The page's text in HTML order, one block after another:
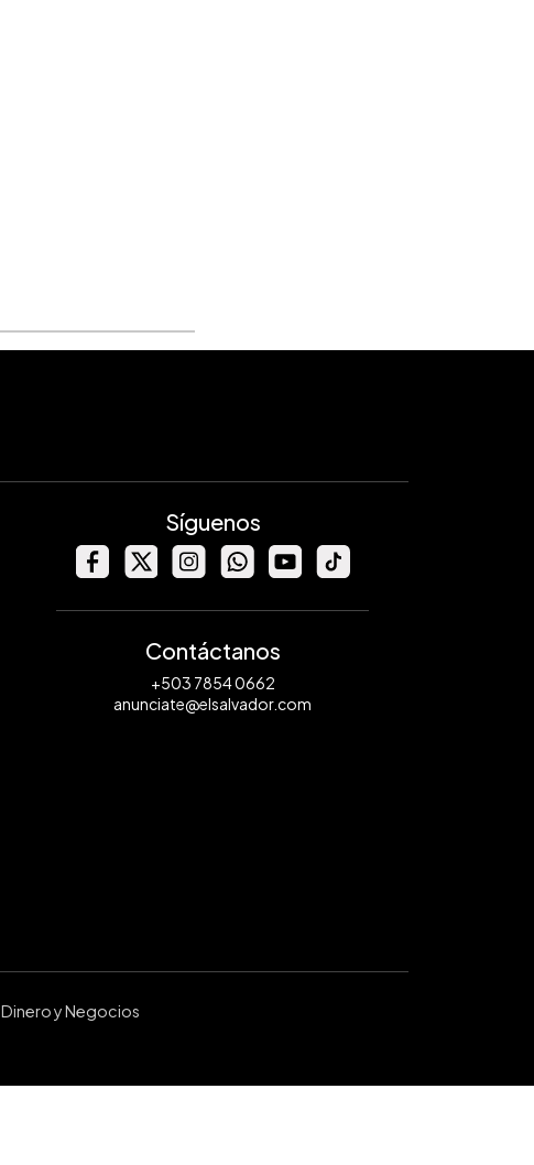
Síguenos
Contáctanos
+503 7854 0662
anunciate@elsalvador.com
Dinero y Negocios